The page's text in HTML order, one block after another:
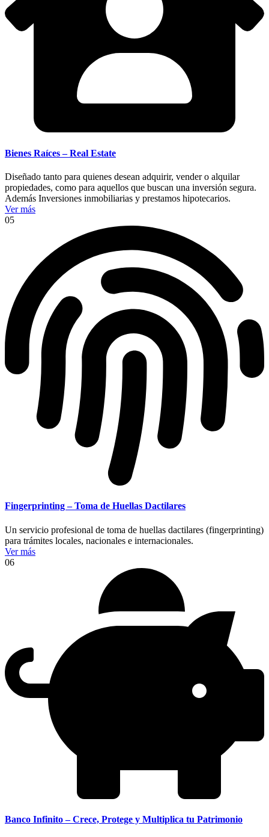
Bienes Raíces – Real Estate
Diseñado tanto para quienes desean adquirir, vender o alquilar
propiedades, como para aquellos que buscan una inversión segura.
Además Inversiones inmobiliarias y prestamos hipotecarios.
Ver más
05
Fingerprinting – Toma de Huellas Dactilares
Un servicio profesional de toma de huellas dactilares (fingerprinting)
para trámites locales, nacionales e internacionales.
Ver más
06
Banco Infinito – Crece, Protege y Multiplica tu Patrimonio